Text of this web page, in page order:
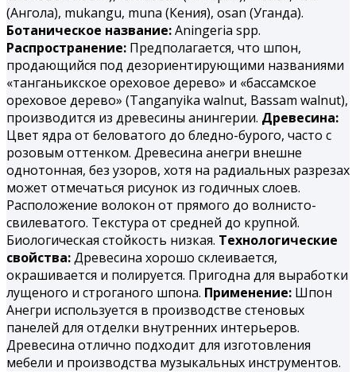
(Ангола), mukangu, muna (Ке­ния), osan (Уганда).
Ботаническое название:Aningeria spp.
Распространение: Предполагается, что шпон,
продающийся под дезориентирующими названиями
«танганьикское ореховое дерево» и «бассамское
ореховое дерево» (Tanganyika walnut, Bassam walnut),
производится из древесины анингерии. Древесина:
Цвет ядра от беловатого до бледно-бурого, часто с
розовым оттенком. Древесина анегри внешне
однотонная, без узоров, хотя на радиальных разрезах
может отмечаться рисунок из годичных слоев.
Расположение волокон от прямого до волнисто-
свилеватого. Текстура от средней до крупной.
Биологическая стойкость низкая. Технологические
свойства:Древесина хорошо склеивается,
окрашивается и полируется. При­годна для выработки
лущеного и строганого шпона. Применение: Шпон
Анегри используется в производстве стеновых
панелей для отделки внутренних интерьеров.
Древесина отлично подходит для изготовления
мебели и производства музыкальных инструментов.